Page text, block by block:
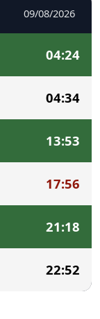
09/08/2026
04:24
04:34
13:53
17:56
21:18
22:52